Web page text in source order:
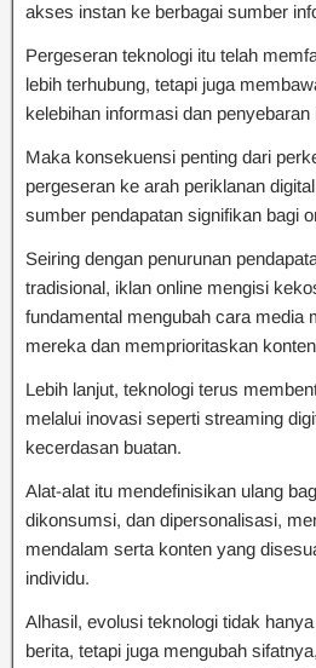
akses instan ke berbagai sumber
Pergeseran teknologi itu telah
lebih terhubung, tetapi juga
kelebihan informasi dan
Maka konsekuensi penting dari
pergeseran ke arah periklanan
sumber pendapatan signifikan bagi
Seiring dengan penurunan
tradisional, iklan online mengisi
fundamental mengubah cara media
mereka dan memprioritaskan
Lebih lanjut, teknologi terus
melalui inovasi seperti streaming
kecerdasan buatan.
Alat-alat itu mendefinisikan ulang
dikonsumsi, dan dipersonalisasi,
mendalam serta konten yang
individu.
Alhasil, evolusi teknologi tidak
berita, tetapi juga mengubah